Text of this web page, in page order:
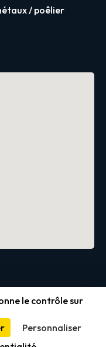
/ poêlier
le contrôle sur
Personnaliser